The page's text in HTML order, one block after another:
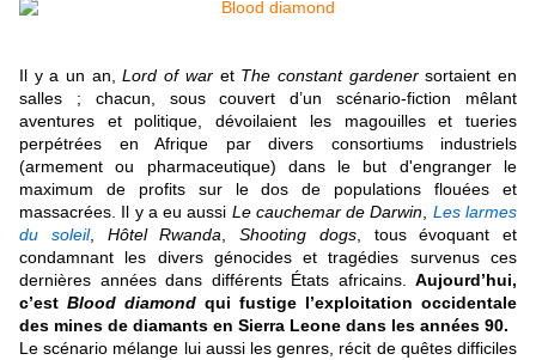
Il y a un an,Lord of waret The constant gardenersortaient en
salles ; chacun, sous couvert d’un scénario-fiction mêlant
aventures et politique, dévoilaient les magouilles et tueries
perpétrées en Afrique par divers consortiums industriels
(armement ou pharmaceutique) dans le but d'engranger le
maximum de profits sur le dos de populations flouées et
massacrées. Il y a eu aussi Le cauchemar de Darwin Les larmes
du soleil, Hôtel Rwanda Shooting dogs, tous évoquant et
condamnant les divers génocides et tragédies survenus ces
dernières années dans différents États africains. Aujourd’hui,
c’est Blood diamond qui fustige l’exploitation occidentale
des mines de diamants en Sierra Leone dans les années 90.
Le scénario mélange lui aussi les genres, récit de quêtes difficiles